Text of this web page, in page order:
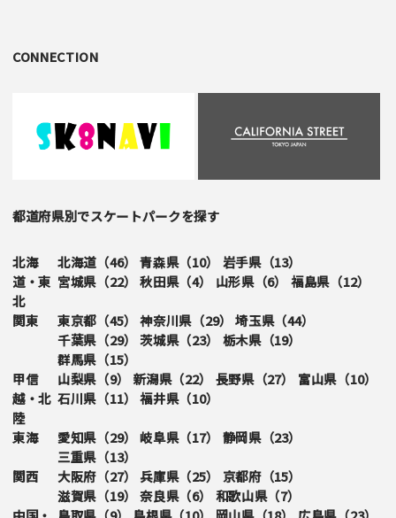
CONNECTION
都道府県別でスケートパークを探す
北海
道・東
北
北海道（46） 青森県（10） 岩手県（13）
宮城県（22） 秋田県（4） 山形県（6） 福島県（12）
関東 東京都（45） 神奈川県（29） 埼玉県（44）
千葉県（29） 茨城県（23） 栃木県（19）
群馬県（15）
甲信
越・北
陸
山梨県（9） 新潟県（22） 長野県（27） 富山県（10）
石川県（11） 福井県（10）
東海 愛知県（29） 岐阜県（17） 静岡県（23）
三重県（13）
関西
大阪府（27） 兵庫県（25） 京都府（15）
滋賀県（19） 奈良県（6） 和歌山県（7）